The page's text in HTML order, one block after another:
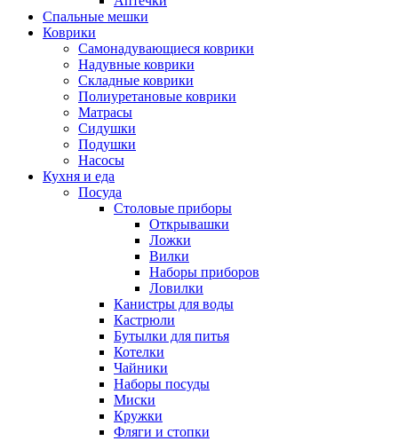
Спальные мешки
Коврики
Самонадувающиеся коврики
Надувные коврики
Складные коврики
Полиуретановые коврики
Матрасы
Сидушки
Подушки
Насосы
Кухня и еда
Посуда
Столовые приборы
Открывашки
Ложки
Вилки
Наборы приборов
Ловилки
Канистры для воды
Кастрюли
Бутылки для питья
Котелки
Чайники
Наборы посуды
Миски
Кружки
Фляги и стопки